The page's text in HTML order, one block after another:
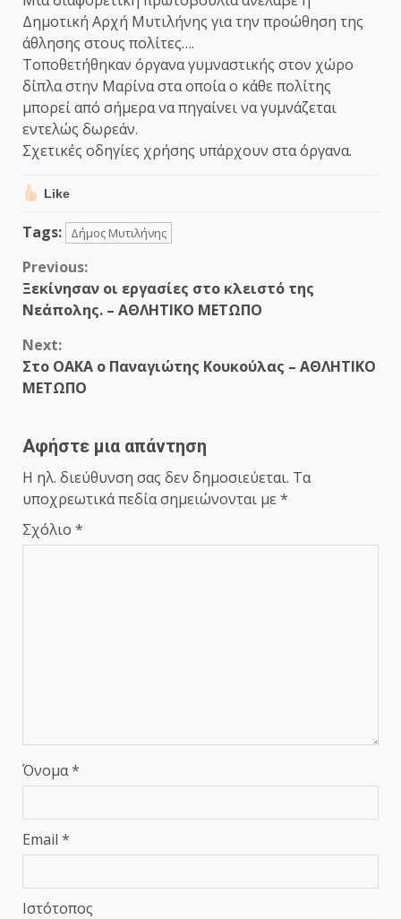
Δημοτική Αρχή Μυτιλήνης για την προώθηση της
άθλησης στους πολίτες….
Τοποθετήθηκαν όργανα γυμναστικής στον χώρο
δίπλα στην Μαρίνα στα οποία ο κάθε πολίτης
μπορεί από σήμερα να πηγαίνει να γυμνάζεται
εντελώς δωρεάν.
Σχετικές οδηγίες χρήσης υπάρχουν στα όργανα.
Like
Tags: Δήμος Μυτιλήνης
Continue
Reading
Previous:
Ξεκίνησαν οι εργασίες στο κλειστό της
Νεάπολης. – ΑΘΛΗΤΙΚΟ ΜΕΤΩΠΟ
Next:
Στο ΟΑΚΑ ο Παναγιώτης Κουκούλας – ΑΘΛΗΤΙΚΟ
ΜΕΤΩΠΟ
Αφήστε μια απάντηση
Η ηλ. διεύθυνση σας δεν δημοσιεύεται. Τα
υποχρεωτικά πεδία σημειώνονται με *
Σχόλιο *
Όνομα*
Email *
Ιστότοπος